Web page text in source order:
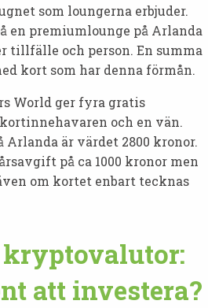
som loungerna erbjuder.
en premiumlounge på Arlanda
tillfälle och person. En summa
kort som har denna förmån.
World ger fyra gratis
och en vän.
Arlanda är värdet 2800 kronor.
på ca 1000 kronor men
om kortet enbart tecknas
att investera?